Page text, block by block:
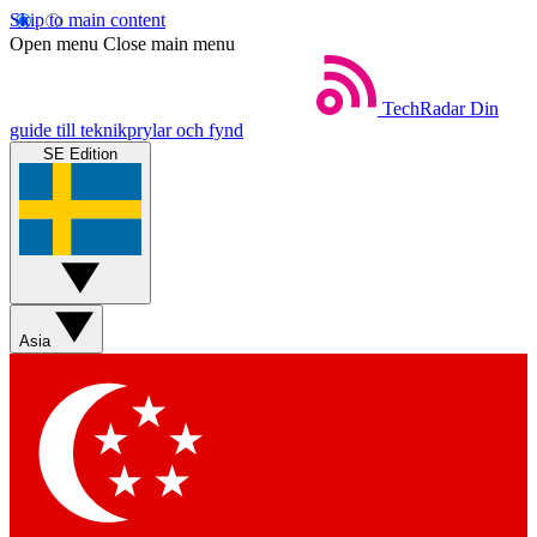
Skip to main content
Open menu Close main menu
TechRadar Din
guide till teknikprylar och fynd
SE Edition
Asia